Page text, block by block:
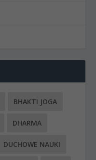
BHAKTI JOGA
DHARMA
DUCHOWE NAUKI